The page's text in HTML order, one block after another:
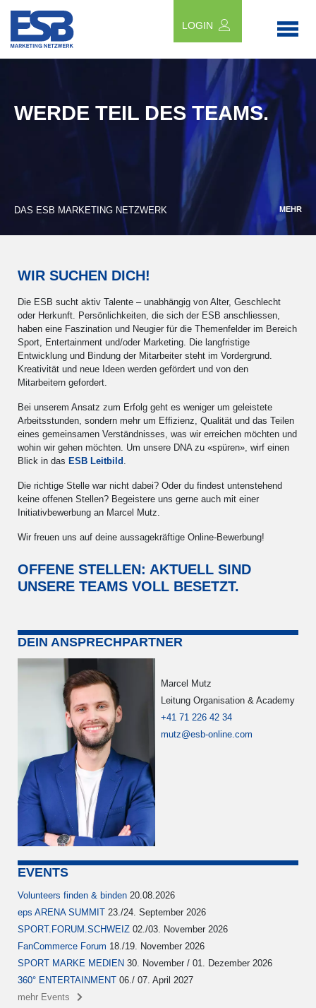
LOGIN
WERDE TEIL DES TEAMS.
DAS ESB MARKETING NETZWERK MEHR
WIR SUCHEN DICH!
Die ESB sucht aktiv Talente – unabhängig von Alter, Geschlecht
oder Herkunft. Persönlichkeiten, die sich der ESB anschliessen,
haben eine Faszination und Neugier für die Themenfelder im Bereich
Sport, Entertainment und/oder Marketing. Die langfristige
Entwicklung und Bindung der Mitarbeiter steht im Vordergrund.
Kreativität und neue Ideen werden gefördert und von den
Mitarbeitern gefordert.
Bei unserem Ansatz zum Erfolg geht es weniger um geleistete
Arbeitsstunden, sondern mehr um Effizienz, Qualität und das Teilen
eines gemeinsamen Verständnisses, was wir erreichen möchten und
wohin wir gehen möchten. Um unsere DNA zu «spüren», wirf einen
Blick in das ESB Leitbild
Die richtige Stelle war nicht dabei? Oder du findest untenstehend
keine offenen Stellen? Begeistere uns gerne auch mit einer
Initiativbewerbung an Marcel Mutz.
Wir freuen uns auf deine aussagekräftige Online-Bewerbung!
OFFENE STELLEN: AKTUELL SIND
UNSERE TEAMS VOLL BESETZT.
DEIN ANSPRECHPARTNER
Marcel Mutz
Leitung Organisation & Academy
+41 71 226 42 34
mutz@esb-online.com
EVENTS
Volunteers finden & binden 20.08.2026
eps ARENA SUMMIT 23./24. September 2026
SPORT.FORUM.SCHWEIZ 02./03. November 2026
FanCommerce Forum 18./19. November 2026
SPORT MARKE MEDIEN 30. November / 01. Dezember 2026
360° ENTERTAINMENT 06./ 07. April 2027
mehr Events